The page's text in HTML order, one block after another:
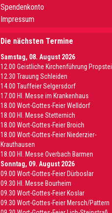
Spendenkonto
Impressum
Die nächsten Termine
Samstag, 08. August 2026
12.00 Geistliche Kirchenführung Propstei
12.30 Trauung Schleiden
14.00 Tauffeier Selgersdorf
17.00 Hl. Messe im Krankenhaus
18.00 Wort-Gottes-Feier Welldorf
18.00 Hl. Messe Stetternich
18.00 Wort-Gottes-Feier Broich
18.00 Wort-Gottes-Feier Niederzier-
Krauthausen
18.00 Hl. Messe Overbach Barmen
Sonntag, 09. August 2026
09.00 Wort-Gottes-Feier Dürboslar
09.30 HI. Messe Bourheim
09.30 Wort-Gottes-Feier Koslar
09.30 Wort-Gottes-Feier Mersch/Pattern